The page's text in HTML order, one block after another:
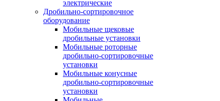
электрические
Дробильно-сортировочное
оборудование
Мобильные щековые
дробильные установки
Мобильные роторные
дробильно-сортировочные
установки
Мобильные конусные
дробильно-сортировочные
установки